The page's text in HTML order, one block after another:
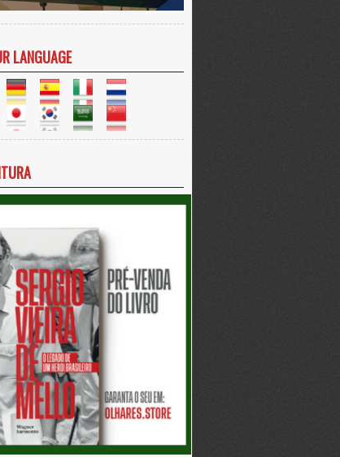
LANGUAGE